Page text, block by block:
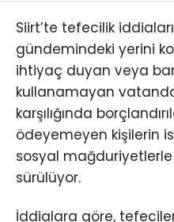
Siirt’te tefecilik
gündemindeki yerini
ihtiyaç duyan veya
kullanamayan
karşılığında
ödeyemeyen kişilerin
sosyal mağduriyetlerle
sürülüyor.
İddialara göre,